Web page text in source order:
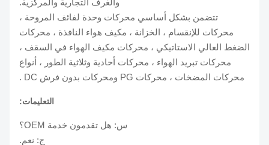
والغرف التجارية والمركزية.
تتضمن بشكل أساسي محركات وحدة لفائف المروحة ،
محركات للإنقسام ، الخزانة ، مكيف هواء النافذة ، محركات
الضغط العالي الاستاتيكي ، محركات مكيف الهواء في السقف ،
محركات تبريد الهواء ، محركات أحادية وثلاثية الطور ، أنواع
محركات المضخات ، محركات PG ومحركات بدون فرش DC .
التعليمات:
س: هل تقدمون خدمة OEM؟
ج: نعم.